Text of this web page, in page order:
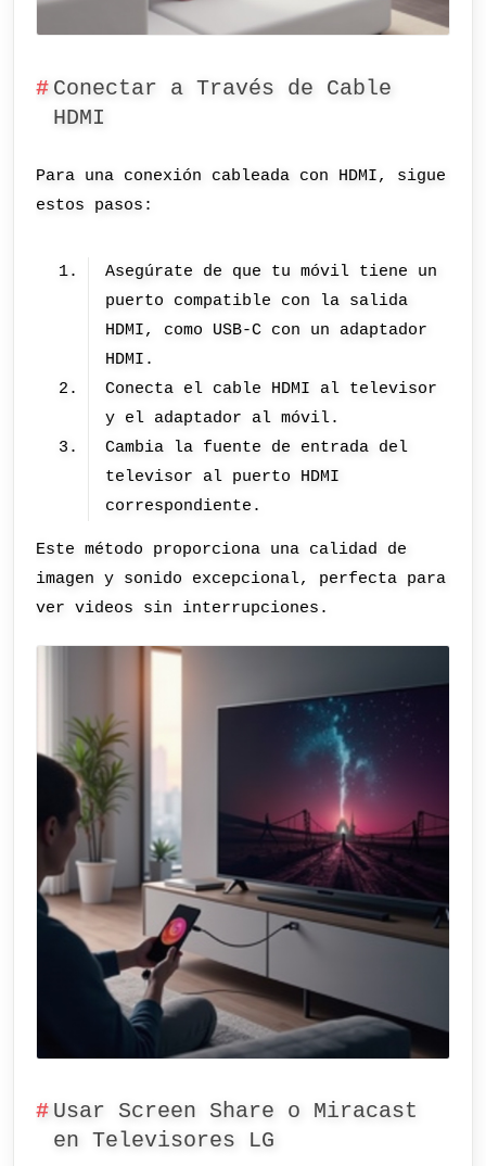
Conectar a Través de Cable
HDMI
Para una conexión cableada con HDMI, sigue
estos pasos:
Asegúrate de que tu móvil tiene un
puerto compatible con la salida
HDMI, como USB-C con un adaptador
HDMI.
Conecta el cable HDMI al televisor
y el adaptador al móvil.
Cambia la fuente de entrada del
televisor al puerto HDMI
correspondiente.
Este método proporciona una calidad de
imagen y sonido excepcional, perfecta para
ver videos sin interrupciones.
Usar Screen Share o Miracast
en Televisores LG